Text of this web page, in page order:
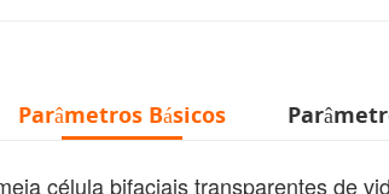
Parâmetros Básicos
célula bifaciais transparentes de